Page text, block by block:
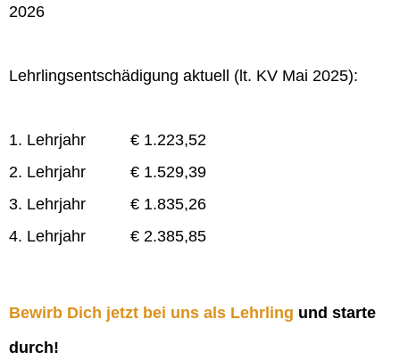
2026
Lehrlingsentschädigung aktuell (lt. KV Mai 2025):
1. Lehrjahr € 1.223,52
2. Lehrjahr € 1.529,39
3. Lehrjahr € 1.835,26
4. Lehrjahr € 2.385,85
Bewirb Dich jetzt bei uns als Lehrling und starte
durch!